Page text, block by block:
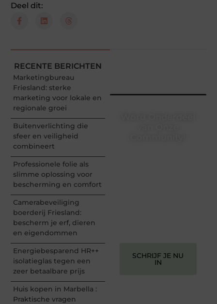
Deel dit:
RECENTE BERICHTEN
Marketingbureau
Friesland: sterke
marketing voor lokale en
regionale groei
Buitenverlichting die
sfeer en veiligheid
combineert
Professionele folie als
slimme oplossing voor
bescherming en comfort
Camerabeveiliging
boerderij Friesland:
bescherm je erf, dieren
en eigendommen
Energiebesparend HR++
isolatieglas tegen een
zeer betaalbare prijs
Huis kopen in Marbella :
Praktische vragen
SCHRIJF JE NU
IN